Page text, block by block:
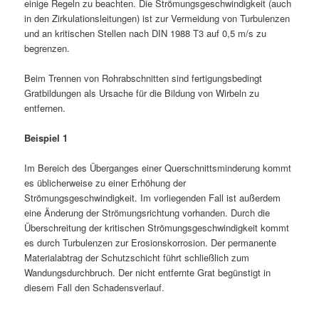
einige Regeln zu beachten. Die Strömungsgeschwindigkeit (auch
in den Zirkulationsleitungen) ist zur Vermeidung von Turbulenzen
und an kritischen Stellen nach DIN 1988 T3 auf 0,5 m/s zu
begrenzen.
Beim Trennen von Rohrabschnitten sind fertigungsbedingt
Gratbildungen als Ursache für die Bildung von Wirbeln zu
entfernen.
Beispiel 1
Im Bereich des Überganges einer Querschnittsminderung kommt
es üblicherweise zu einer Erhöhung der
Strömungsgeschwindigkeit. Im vorliegenden Fall ist außerdem
eine Änderung der Strömungsrichtung vorhanden. Durch die
Überschreitung der kritischen Strömungsgeschwindigkeit kommt
es durch Turbulenzen zur Erosionskorrosion. Der permanente
Materialabtrag der Schutzschicht führt schließlich zum
Wandungsdurchbruch. Der nicht entfernte Grat begünstigt in
diesem Fall den Schadensverlauf.